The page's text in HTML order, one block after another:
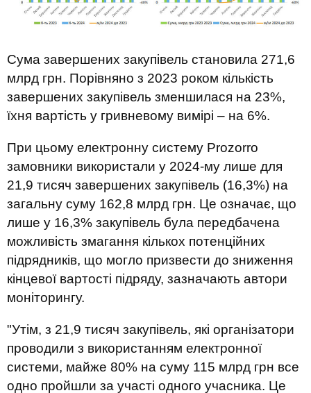
Сума завершених закупівель становила 271,6
млрд грн.​ Порівняно з 2023 роком кількість
завершених закупівель зменшилася на 23%,
їхня вартість у гривневому вимірі – на 6%.​
При цьому електронну систему Prozorro
замовники використали у 2024-му лише для
21,9 тисяч завершених закупівель (16,3%) на
загальну суму 162,8 млрд грн. Це означає, що
лише у 16,3% закупівель була передбачена
можливість змагання кількох потенційних
підрядників, що могло призвести до зниження
кінцевої вартості підряду, зазначають автори
моніторингу.
"Утім, з 21,9 тисяч закупівель, які організатори
проводили з використанням електронної
системи, майже 80% на суму 115 млрд грн все
одно пройшли за участі одного учасника. Це